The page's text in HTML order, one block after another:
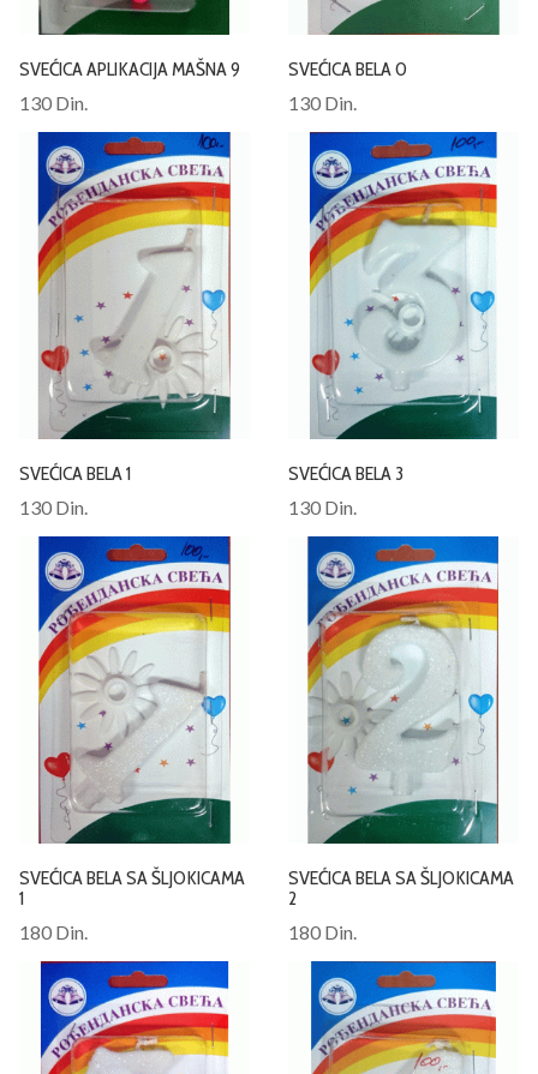
SVEĆICA APLIKACIJA MAŠNA 9
130 Din.
SVEĆICA BELA 0
130 Din.
SVEĆICA BELA 1
130 Din.
SVEĆICA BELA 3
130 Din.
SVEĆICA BELA SA ŠLJOKICAMA
1
180 Din.
SVEĆICA BELA SA ŠLJOKICAMA
2
180 Din.